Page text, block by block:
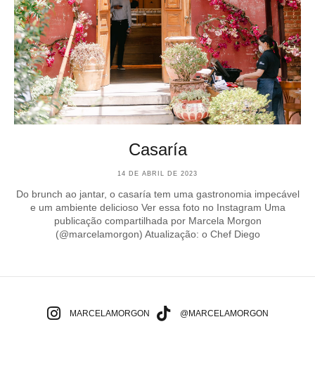
Casaría
14 DE ABRIL DE 2023
Do brunch ao jantar, o casaría tem uma gastronomia impecável
e um ambiente delicioso Ver essa foto no Instagram Uma
publicação compartilhada por Marcela Morgon
(@marcelamorgon) Atualização: o Chef Diego
MARCELAMORGON @MARCELAMORGON